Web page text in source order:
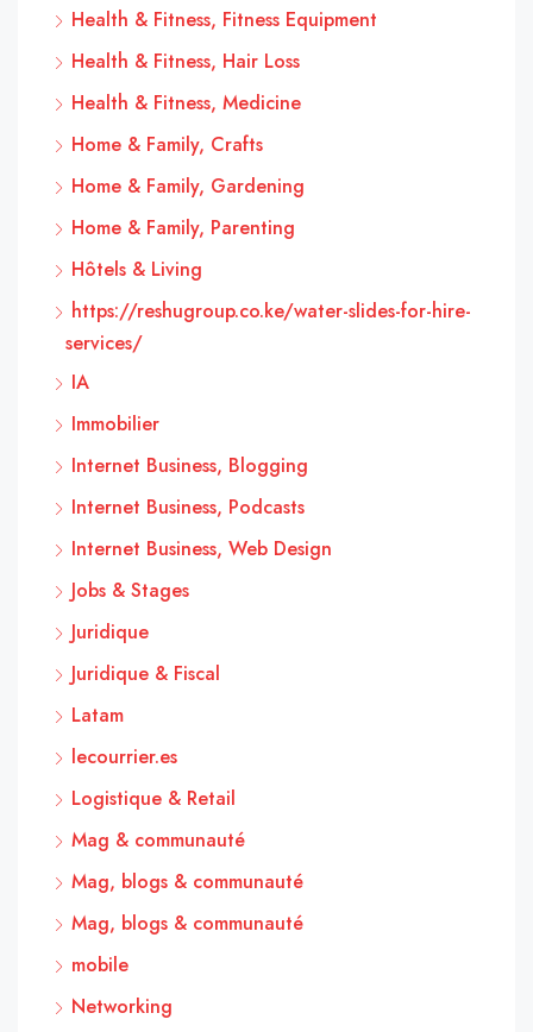
Health & Fitness, Fitness Equipment
Health & Fitness, Hair Loss
Health & Fitness, Medicine
Home & Family, Crafts
Home & Family, Gardening
Home & Family, Parenting
Hôtels & Living
https://reshugroup.co.ke/water-slides-for-hire-
services/
IA
Immobilier
Internet Business, Blogging
Internet Business, Podcasts
Internet Business, Web Design
Jobs & Stages
Juridique
Juridique & Fiscal
Latam
lecourrier.es
Logistique & Retail
Mag & communauté
Mag, blogs & communauté
Mag, blogs & communauté
mobile
Networking